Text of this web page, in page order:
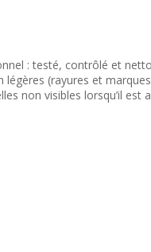
: testé, contrôlé et
(rayures et
non visibles lorsqu’il est